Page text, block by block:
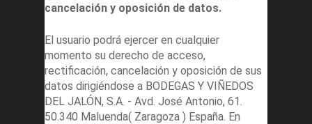
cancelación y oposición de datos.
El usuario podrá ejercer en cualquier
momento su derecho de acceso,
rectificación, cancelación y oposición de sus
datos dirigiéndose a BODEGAS Y VIÑEDOS
DEL JALÓN, S.A. - Avd. José Antonio, 61.
50.340 Maluenda( Zaragoza ) España. En